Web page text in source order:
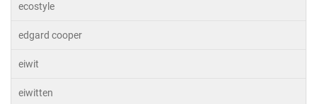
ecostyle
edgard cooper
eiwit
eiwitten